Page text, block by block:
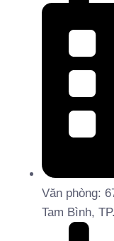
Văn phòng:
Tam Bình,